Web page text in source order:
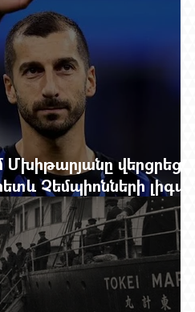
վերցրեց ևս
Չեմպիոնների լիգայի
չէ